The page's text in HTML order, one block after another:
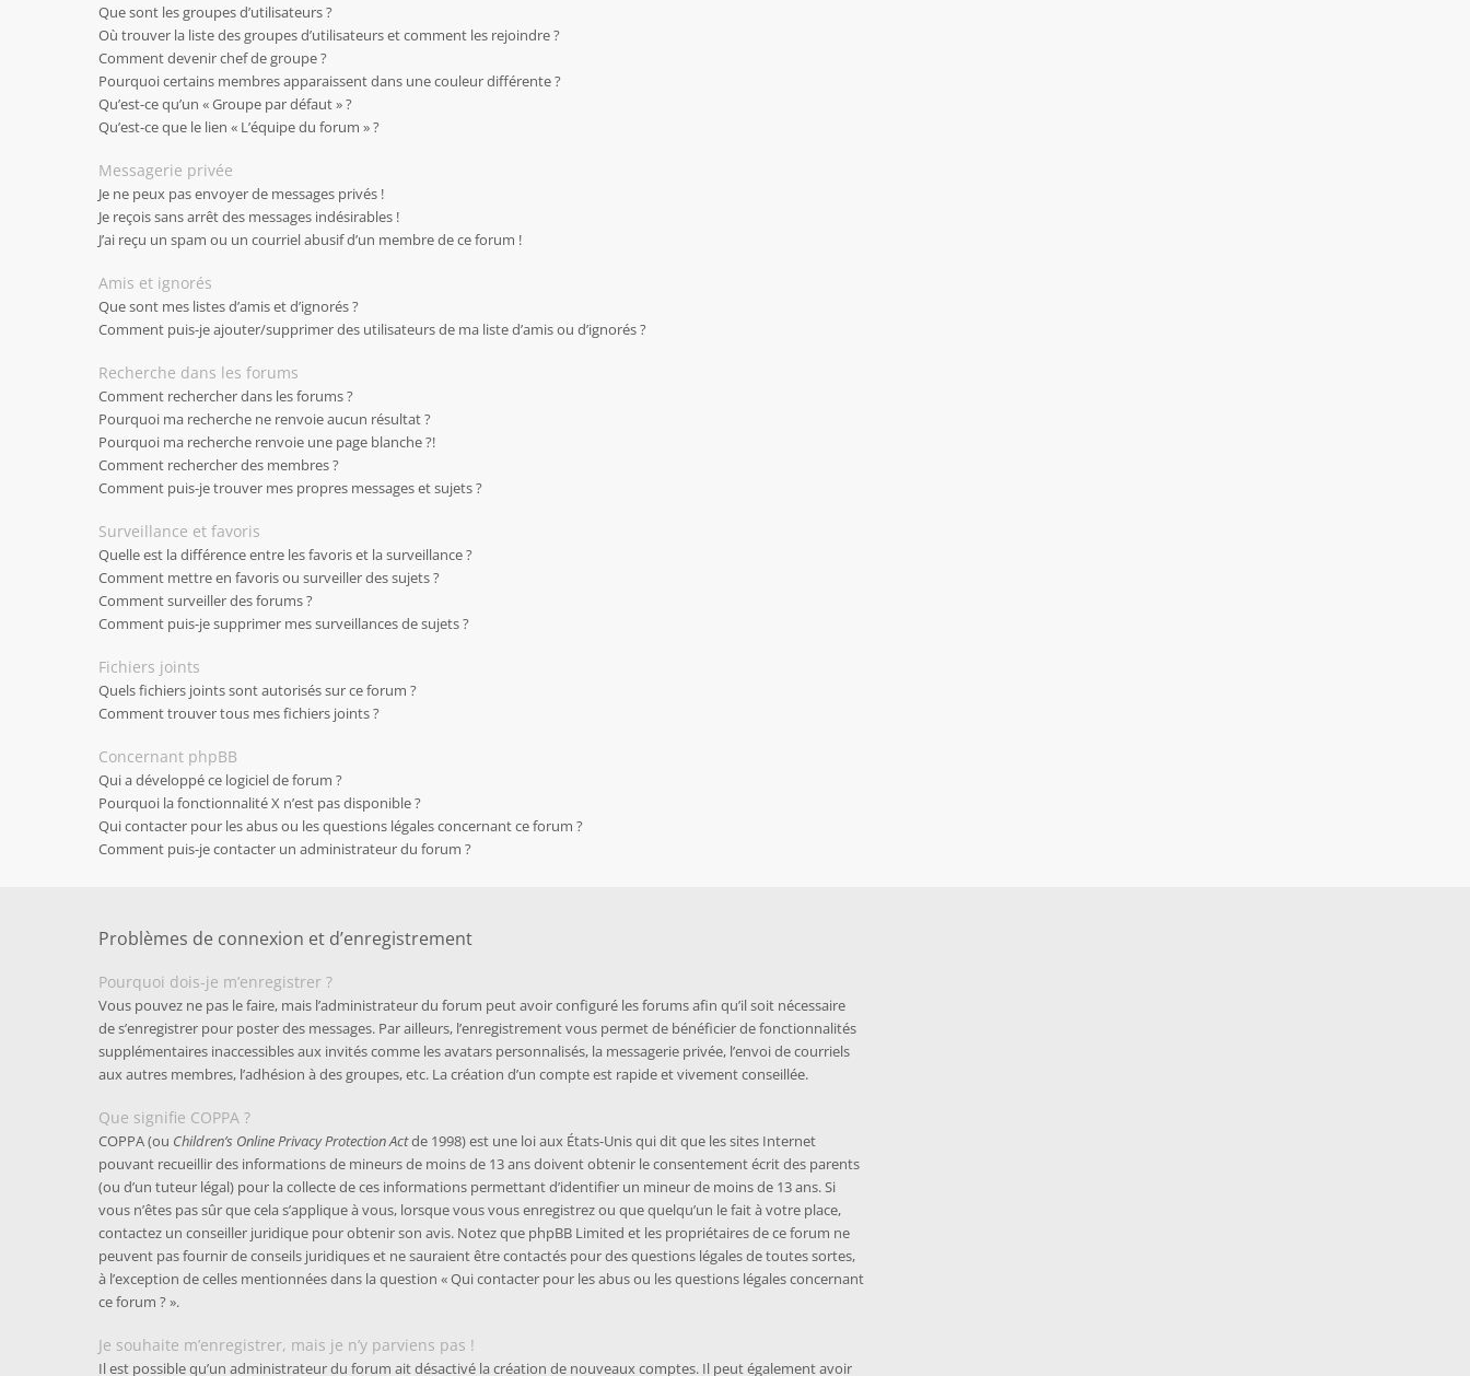
Que sont les groupes d’utilisateurs ?
Où trouver la liste des groupes d’utilisateurs et comment les rejoindre ?
Comment devenir chef de groupe ?
Pourquoi certains membres apparaissent dans une couleur différente ?
Qu’est-ce qu’un « Groupe par défaut » ?
Qu’est-ce que le lien « L’équipe du forum » ?
Messagerie privée
Je ne peux pas envoyer de messages privés !
Je reçois sans arrêt des messages indésirables !
J’ai reçu un spam ou un courriel abusif d’un membre de ce forum !
Amis et ignorés
Que sont mes listes d’amis et d’ignorés ?
Comment puis-je ajouter/supprimer des utilisateurs de ma liste d’amis ou d’ignorés ?
Recherche dans les forums
Comment rechercher dans les forums ?
Pourquoi ma recherche ne renvoie aucun résultat ?
Pourquoi ma recherche renvoie une page blanche ?!
Comment rechercher des membres ?
Comment puis-je trouver mes propres messages et sujets ?
Surveillance et favoris
Quelle est la différence entre les favoris et la surveillance ?
Comment mettre en favoris ou surveiller des sujets ?
Comment surveiller des forums ?
Comment puis-je supprimer mes surveillances de sujets ?
Fichiers joints
Quels fichiers joints sont autorisés sur ce forum ?
Comment trouver tous mes fichiers joints ?
Concernant phpBB
Qui a développé ce logiciel de forum ?
Pourquoi la fonctionnalité X n’est pas disponible ?
Qui contacter pour les abus ou les questions légales concernant ce forum ?
Comment puis-je contacter un administrateur du forum ?
Problèmes de connexion et d’enregistrement
Pourquoi dois-je m’enregistrer ?
Vous pouvez ne pas le faire, mais l’administrateur du forum peut avoir configuré les forums afin qu’il soit nécessaire
de s’enregistrer pour poster des messages. Par ailleurs, l’enregistrement vous permet de bénéficier de fonctionnalités
supplémentaires inaccessibles aux invités comme les avatars personnalisés, la messagerie privée, l’envoi de courriels
aux autres membres, l’adhésion à des groupes, etc. La création d’un compte est rapide et vivement conseillée.
Que signifie COPPA ?
COPPA (ou Children’s Online Privacy Protection Actde 1998) est une loi aux États-Unis qui dit que les sites Internet
pouvant recueillir des informations de mineurs de moins de 13 ans doivent obtenir le consentement écrit des parents
(ou d’un tuteur légal) pour la collecte de ces informations permettant d’identifier un mineur de moins de 13 ans. Si
vous n’êtes pas sûr que cela s’applique à vous, lorsque vous vous enregistrez ou que quelqu’un le fait à votre place,
contactez un conseiller juridique pour obtenir son avis. Notez que phpBB Limited et les propriétaires de ce forum ne
peuvent pas fournir de conseils juridiques et ne sauraient être contactés pour des questions légales de toutes sortes,
à l’exception de celles mentionnées dans la question « Qui contacter pour les abus ou les questions légales concernant
ce forum ? ».
Je souhaite m’enregistrer, mais je n’y parviens pas !
Il est possible qu’un administrateur du forum ait désactivé la création de nouveaux comptes. Il peut également avoir